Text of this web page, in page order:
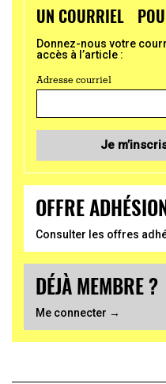
UN COURRIEL
Donnez-nous votre
accès à l’article :
Adresse courriel
Je
OFFRE
Consulter les offres
DÉJÀ MEMBRE ?
Me connecter →